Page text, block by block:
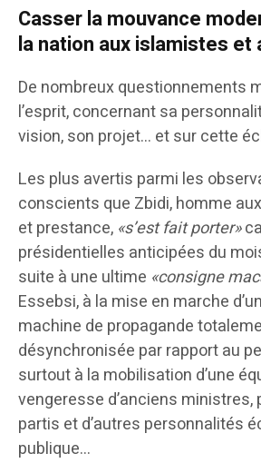
Casser la mouvance
la nation aux islamistes et
De nombreux questionnements
l’esprit, concernant sa
vision, son projet… et sur cette
Les plus avertis parmi les
conscients que Zbidi, homme
et prestance, «s’est fait porter»
présidentielles anticipées du
suite à une ultime «consigne
Essebsi, à la mise en marche
machine de propagande
désynchronisée par rapport au
surtout à la mobilisation d’une
vengeresse d’anciens ministres,
partis et d’autres personnalités
publique…